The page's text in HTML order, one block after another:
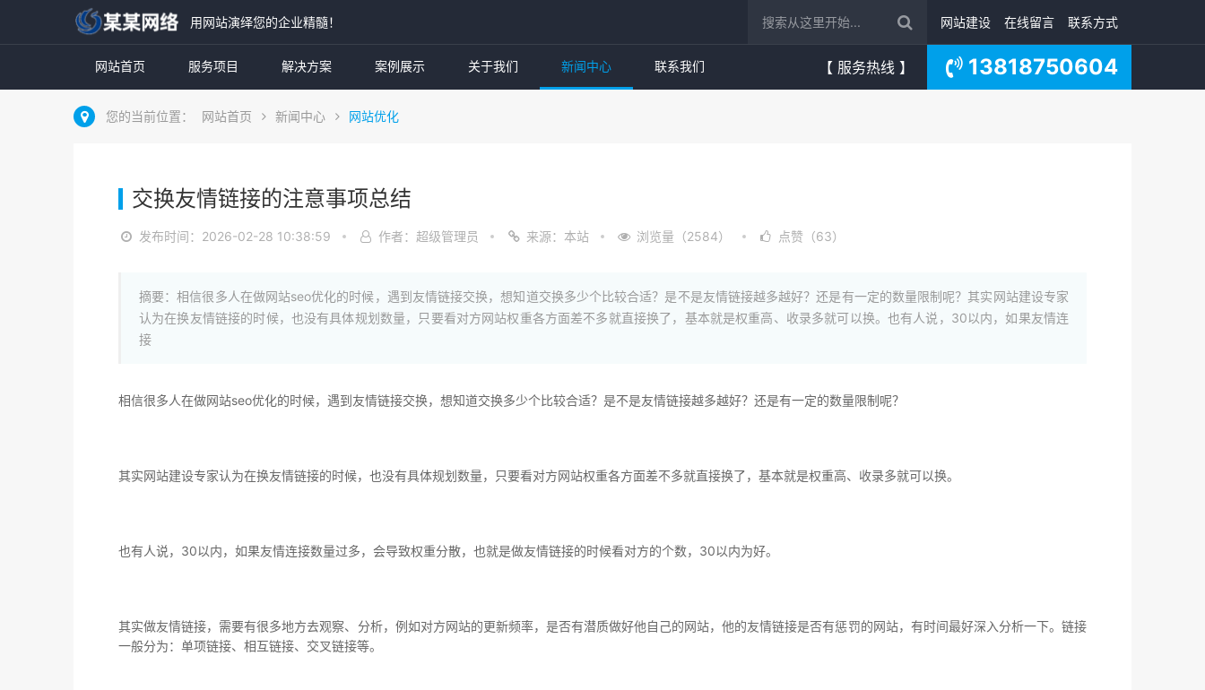
用网站演绎您的企业精髓！ 网站建设 在线留言 联系方式
网站首页 服务项目 解决方案 案例展示 关于我们 新闻中心 联系我们 【 服务热线 】 13818750604
您的当前位置： 网站首页 新闻中心 网站优化
交换友情链接的注意事项总结
发布时间：2026-02-28 10:38:59 作者：超级管理员 来源：本站 浏览量（2584） 点赞（63）
摘要：相信很多人在做网站seo优化的时候，遇到友情链接交换，想知道交换多少个比较合适？是不是友情链接越多越好？还是有一定的数量限制呢？其实网站建设专家
认为在换友情链接的时候，也没有具体规划数量，只要看对方网站权重各方面差不多就直接换了，基本就是权重高、收录多就可以换。也有人说，30以内，如果友情连
接
相信很多人在做网站seo优化的时候，遇到友情链接交换，想知道交换多少个比较合适？是不是友情链接越多越好？还是有一定的数量限制呢？
其实网站建设专家认为在换友情链接的时候，也没有具体规划数量，只要看对方网站权重各方面差不多就直接换了，基本就是权重高、收录多就可以换。
也有人说，30以内，如果友情连接数量过多，会导致权重分散，也就是做友情链接的时候看对方的个数，30以内为好。
其实做友情链接，需要有很多地方去观察、分析，例如对方网站的更新频率，是否有潜质做好他自己的网站，他的友情链接是否有惩罚的网站，有时间最好深入分析一下。链接
一般分为：单项链接、相互链接、交叉链接等。